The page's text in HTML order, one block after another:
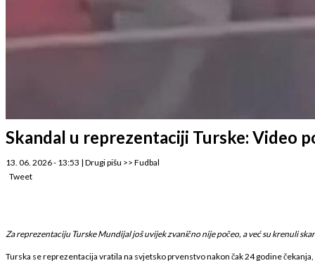
Skandal u reprezentaciji Turske: Video
13. 06. 2026 - 13:53 | Drugi pišu >> Fudbal
Tweet
Za reprezentaciju Turske Mundijal još uvijek zvanično nije počeo, a već su krenuli
Turska se reprezentacija vratila na svjetsko prvenstvo nakon čak 24 godine